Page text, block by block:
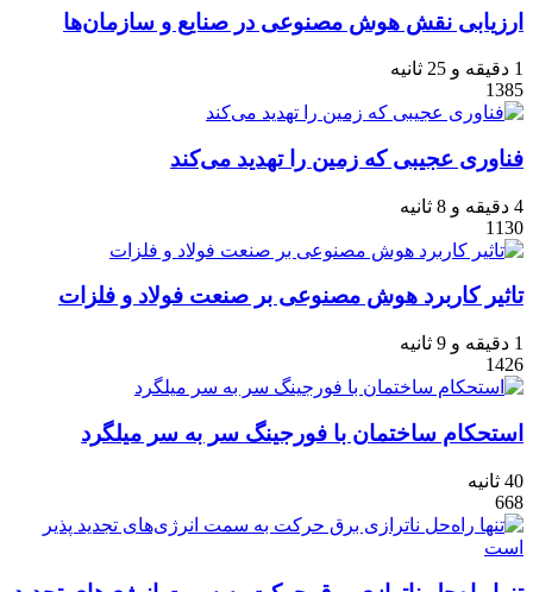
ارزیابی نقش هوش مصنوعی در صنایع و سازمان‌ها
1 دقیقه و 25 ثانیه
1385
فناوری عجیبی که زمین را تهدید می‌کند
4 دقیقه و 8 ثانیه
1130
تاثیر کاربرد هوش مصنوعی بر صنعت فولاد و فلزات
1 دقیقه و 9 ثانیه
1426
استحکام ساختمان با فورجینگ سر به سر میلگرد
40 ثانیه
668